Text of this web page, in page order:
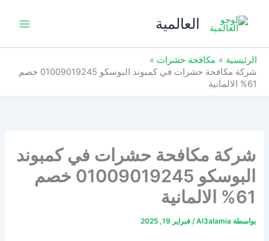
العالمية
الرئيسية
مكافحة حشرات
شركة مكافحة حشرات في كمبوند البوسكو 01009019245 خصم
61% الالمانية
شركة مكافحة حشرات في كمبوند
البوسكو 01009019245 خصم
61% الالمانية
بواسطة Al3alamia
/فبراير 19, 2025